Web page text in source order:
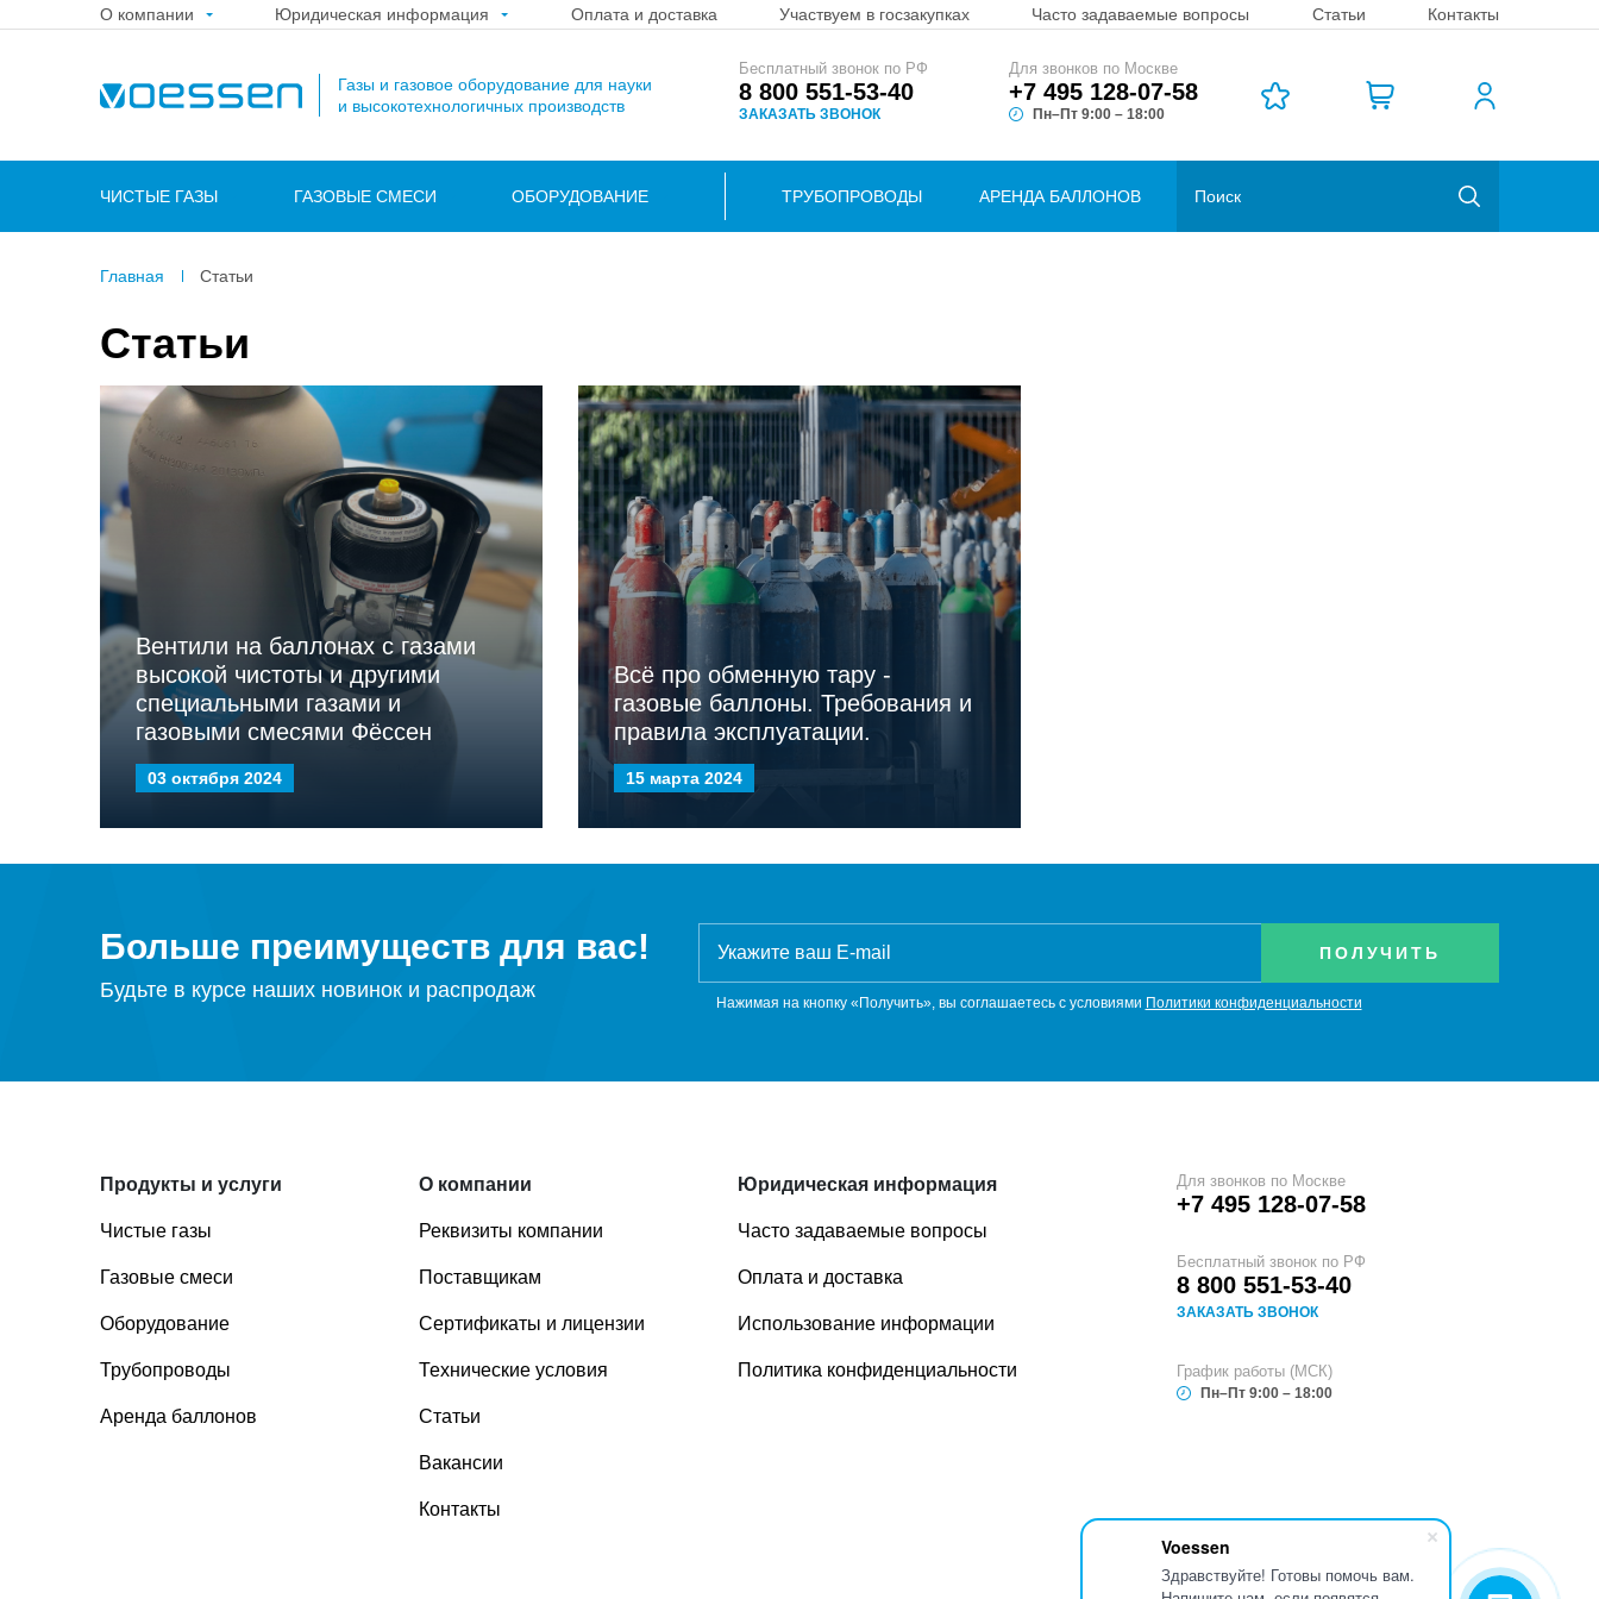
Voessen
Здравствуйте! Готовы помочь вам.
О компании Юридическая информация Оплата и доставка Участвуем в госзакупках Часто задаваемые вопросы Статьи Контакты
Газы и газовое оборудование для науки
и высокотехнологичных производств
Бесплатный звонок по РФ
8 800 551-53-40
ЗАКАЗАТЬ ЗВОНОК
Для звонков по Москве
+7 495 128-07-58
Пн–Пт 9:00 – 18:00
ЧИСТЫЕ ГАЗЫ ГАЗОВЫЕ СМЕСИ ОБОРУДОВАНИЕ ТРУБОПРОВОДЫ АРЕНДА БАЛЛОНОВ
Главная Статьи
Статьи
Вентили на баллонах с газами
высокой чистоты и другими
специальными газами и
газовыми смесями Фёссен
03 октября 2024
Всё про обменную тару -
газовые баллоны. Требования и
правила эксплуатации.
15 марта 2024
Больше преимуществ для вас!
Будьте в курсе наших новинок и распродаж
Нажимая на кнопку «Получить», вы соглашаетесь с условиями Политики конфиденциальности
Продукты и услуги
Чистые газы
Газовые смеси
Оборудование
Трубопроводы
Аренда баллонов
О компании
Реквизиты компании
Поставщикам
Сертификаты и лицензии
Технические условия
Статьи
Вакансии
Контакты
Юридическая информация
Часто задаваемые вопросы
Оплата и доставка
Использование информации
Политика конфиденциальности
Для звонков по Москве
+7 495 128-07-58
Бесплатный звонок по РФ
8 800 551-53-40
ЗАКАЗАТЬ ЗВОНОК
График работы (МСК)
Пн–Пт 9:00 – 18:00